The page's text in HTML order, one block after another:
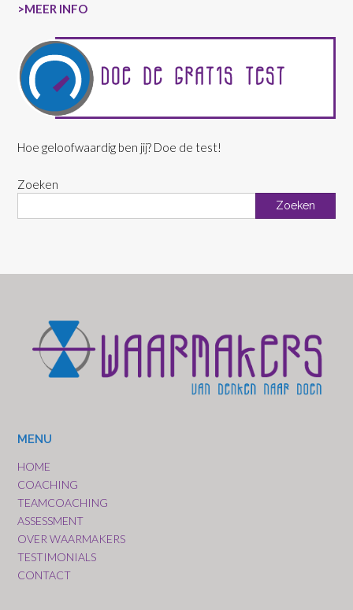
>MEER INFO
Hoe geloofwaardig ben jij? Doe de test!
Zoeken
Zoeken
MENU
HOME
COACHING
TEAMCOACHING
ASSESSMENT
OVER WAARMAKERS
TESTIMONIALS
CONTACT